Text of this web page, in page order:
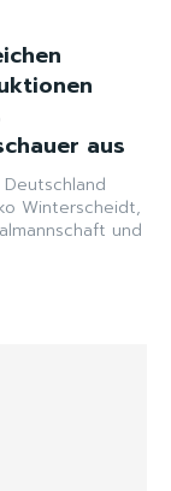
aus
Winterscheidt,
und